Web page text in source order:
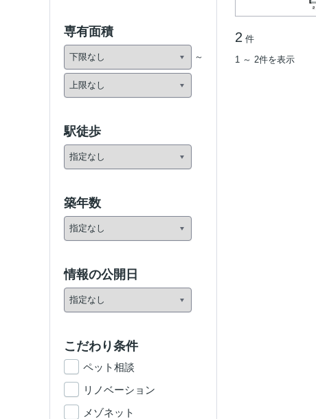
2 件
1 ～ 2件を表示
専有面積
駅徒歩
築年数
情報の公開日
こだわり条件
ペット相談
リノベーション
メゾネット